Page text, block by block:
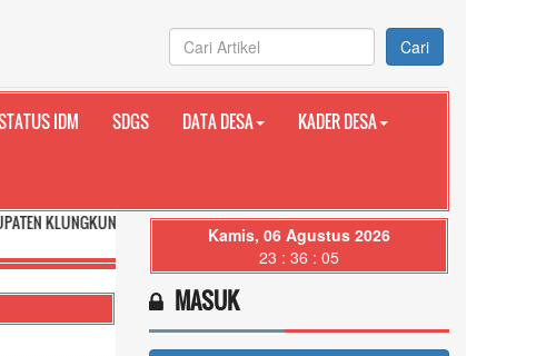
Cari
IDM SDGS DATA DESA KADER DESA
PROVINSI BALI
Kamis, 06 Agustus 2026
23 : 36 : 07
MASUK